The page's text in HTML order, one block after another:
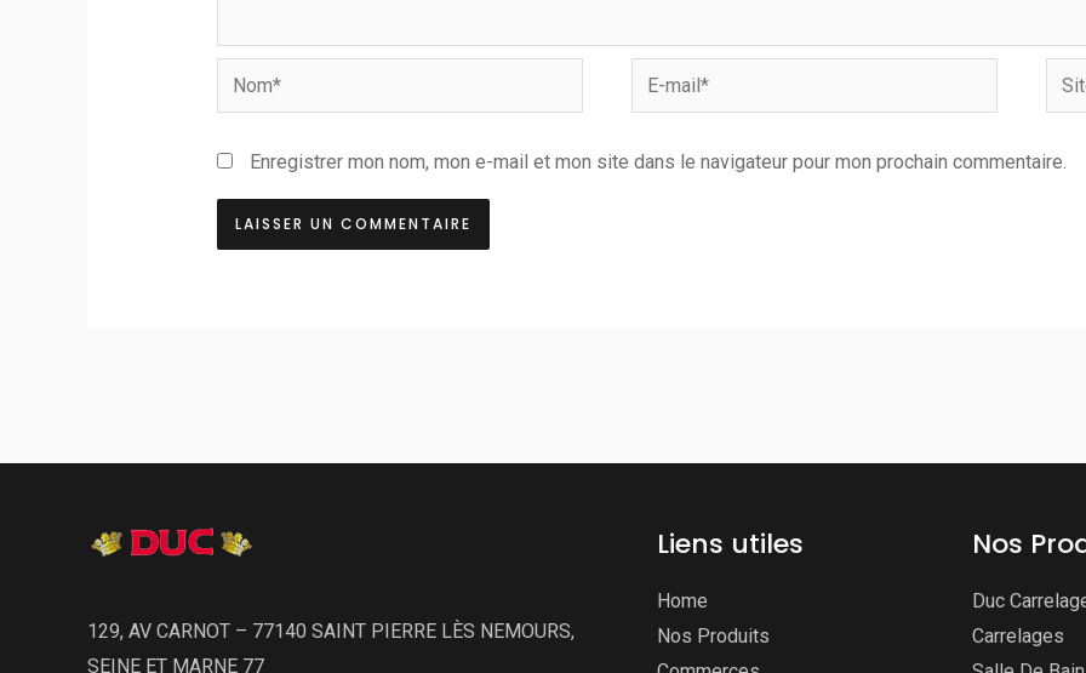
Nom*
mail*
Site
Enregistrer mon nom, mon e-mail et mon site dans le navigateur pour mon prochain commentaire.
129, AV CARNOT – 77140 SAINT PIERRE LÈS NEMOURS,
SEINE ET MARNE 77
Liens utiles
Home
Nos Produits
Nos
Duc
Carrelages